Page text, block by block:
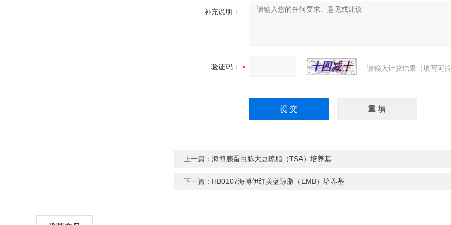
补充说明：
验证码： 请输入计算结果（填写阿
上一篇：海博胰蛋白胨大豆琼脂（TSA）培养基
下一篇： HB0107海博伊红美蓝琼脂（EMB）培养基